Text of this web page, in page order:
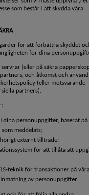
som består i att skydda våra
för att förbättra skyddet
för dina
(eller på säkra
och åtkomst och
(eller motsvarande
partners).
dina personuppgifter, baserat på
meddelats;
externt tillträde;
för att tillåta att
teknik för transaktioner på våra
av personuppgifter.